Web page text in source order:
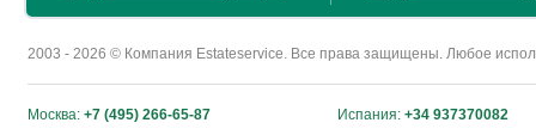
2003 - 2026 © Компания Estateservice. Все права защищены. Любое
Москва: +7 (495) 266-65-87 Испания: +34 937370082